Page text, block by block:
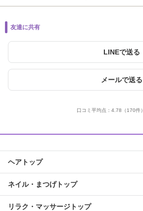
友達に共有
LINEで送る
メールで送る
口コミ平均点： 4.78 （170件）
ヘアトップ
ネイル・まつげトップ
リラク・マッサージトップ